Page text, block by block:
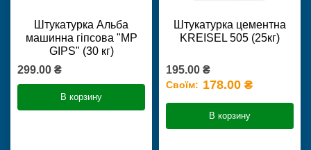
Штукатурка Альба
машинна гіпсова "MP
GIPS" (30 кг)
299.00 ₴
В корзину
Штукатурка цементна
KREISEL 505 (25кг)
195.00 ₴
Своїм: 178.00 ₴
В корзину